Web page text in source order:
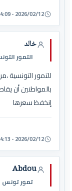
2026/02/12 - 04:09
خالد
التمور
للتمور التونسية
بالمواطنين أن
إنخفظ سعرها
2026/02/12 - 04:13
Abdou
تمور تونس